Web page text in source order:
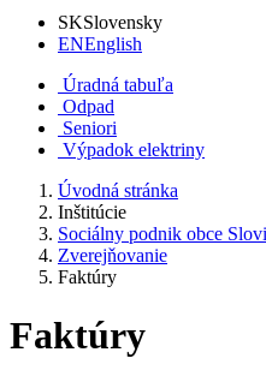
SKSlovensky
ENEnglish
Úradná tabuľa
Odpad
Seniori
Výpadok elektriny
Úvodná stránka
Inštitúcie
Sociálny podnik obce
Zverejňovanie
Faktúry
Faktúry